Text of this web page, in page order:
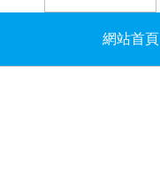
網站首頁